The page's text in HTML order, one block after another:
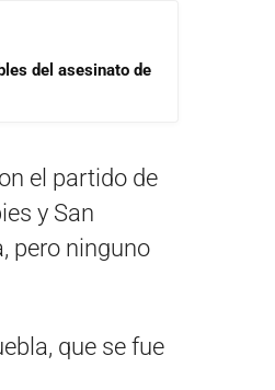
del asesinato de
el partido de
y San
pero ninguno
que se fue